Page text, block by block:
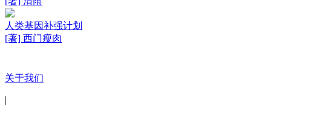
人类基因补强计划
[著] 西门瘦肉
关于我们
|